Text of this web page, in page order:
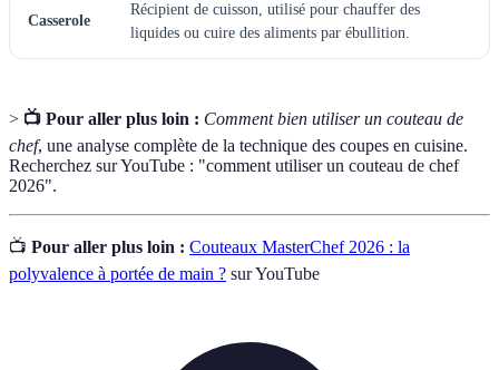
Casserole
Récipient de cuisson, utilisé pour chauffer des
liquides ou cuire des aliments par ébullition.
> 📺 Pour aller plus loin : Comment bien utiliser un couteau de
chef, une analyse complète de la technique des coupes en cuisine.
Recherchez sur YouTube : "comment utiliser un couteau de chef
2026".
📺 Pour aller plus loin : Couteaux MasterChef 2026 : la
polyvalence à portée de main ? sur YouTube